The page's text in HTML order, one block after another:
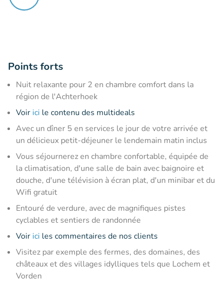
Points forts
Nuit relaxante pour 2 en chambre comfort dans la
région de l'Achterhoek
Voir ici le contenu des multideals
Avec un dîner 5 en services le jour de votre arrivée et
un délicieux petit-déjeuner le lendemain matin inclus
Vous séjournerez en chambre confortable, équipée de
la climatisation, d'une salle de bain avec baignoire et
douche, d'une télévision à écran plat, d'un minibar et du
Wifi gratuit
Entouré de verdure, avec de magnifiques pistes
cyclables et sentiers de randonnée
Voir ici les commentaires de nos clients
Visitez par exemple des fermes, des domaines, des
châteaux et des villages idylliques tels que Lochem et
Vorden